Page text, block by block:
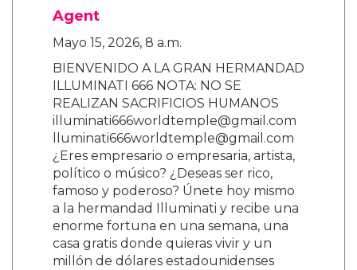
Agent
Mayo 15, 2026, 8 a.m.
BIENVENIDO A LA GRAN HERMANDAD
ILLUMINATI 666 NOTA: NO SE
REALIZAN SACRIFICIOS HUMANOS
illuminati666worldtemple@gmail.com
lluminati666worldtemple@gmail.com
¿Eres empresario o empresaria, artista,
político o músico? ¿Deseas ser rico,
famoso y poderoso? Únete hoy mismo
a la hermandad Illuminati y recibe una
enorme fortuna en una semana, una
casa gratis donde quieras vivir y un
millón de dólares estadounidenses